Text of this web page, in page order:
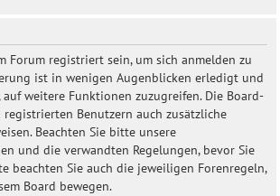
Forum registriert sein, um sich anmelden zu
ist in wenigen Augenblicken erledigt und
weitere Funktionen zuzugreifen. Die Board-
Benutzern auch zusätzliche
Beachten Sie bitte unsere
und die verwandten Regelungen, bevor Sie
beachten Sie auch die jeweiligen Forenregeln,
Board bewegen.